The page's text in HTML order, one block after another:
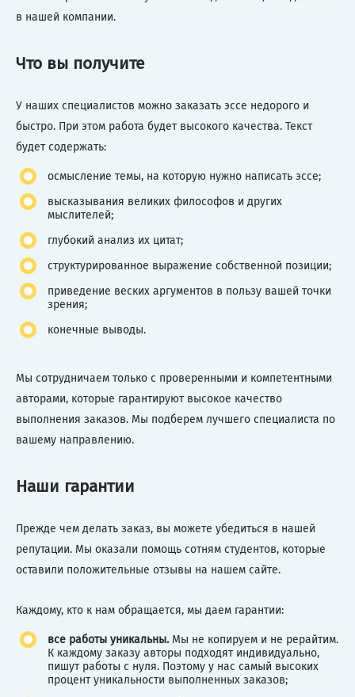
в нашей компании.
Что вы получите
У наших специалистов можно заказать эссе недорого и
быстро. При этом работа будет высокого качества. Текст
будет содержать:
осмысление темы, на которую нужно написать эссе;
высказывания великих философов и других
мыслителей;
глубокий анализ их цитат;
структурированное выражение собственной позиции;
приведение веских аргументов в пользу вашей точки
зрения;
конечные выводы.
Мы сотрудничаем только с проверенными и компетентными
авторами, которые гарантируют высокое качество
выполнения заказов. Мы подберем лучшего специалиста по
вашему направлению.
Наши гарантии
Прежде чем делать заказ, вы можете убедиться в нашей
репутации. Мы оказали помощь сотням студентов, которые
оставили положительные отзывы на нашем сайте.
Каждому, кто к нам обращается, мы даем гарантии:
все работы уникальны.Мы не копируем и не рерайтим.
К каждому заказу авторы подходят индивидуально,
пишут работы с нуля. Поэтому у нас самый высоких
процент уникальности выполненных заказов;